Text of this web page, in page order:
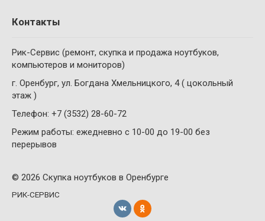
Контакты
Рик-Сервис (ремонт, скупка и продажа ноутбуков,
компьютеров и мониторов)
г. Оренбург, ул. Богдана Хмельницкого, 4 ( цокольный
этаж )
Телефон: +7 (3532) 28-60-72
Режим работы: ежедневно с 10-00 до 19-00 без
перерывов
© 2026 Скупка ноутбуков в Оренбурге
РИК-СЕРВИС